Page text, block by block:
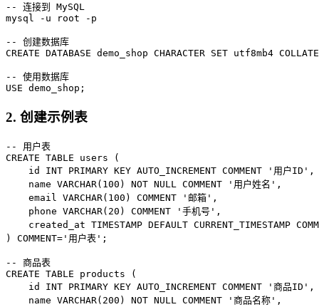
-- 连接到 MySQL
mysql -u root -p
-- 创建数据库
CREATE DATABASE demo_shop CHARACTER SET utf8mb4
-- 使用数据库
2. 创建示例表
-- 用户表
CREATE TABLE users (
    id INT PRIMARY KEY AUTO_INCREMENT COMMENT '用户ID',
    name VARCHAR(100) NOT NULL COMMENT '用户姓名',
    email VARCHAR(100) COMMENT '邮箱',
    phone VARCHAR(20) COMMENT '手机号',
created_at TIMESTAMP DEFAULT CURRENT_TIMESTAMP
) COMMENT='用户表';
-- 商品表
CREATE TABLE products (
    id INT PRIMARY KEY AUTO_INCREMENT COMMENT '商品ID',
    name VARCHAR(200) NOT NULL COMMENT '商品名称',